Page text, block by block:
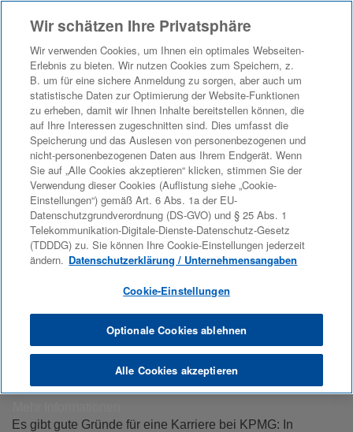
Sprache
Es gibt gute Gründe für eine Karriere bei KPMG: In
unseren Teams arbeiten rund 14.000 Mitarbeiterinnen und
Mitarbeiter an 28 Standorten in Deutschland. Dabei stehen
wir für Vielfalt und eine Kultur der gegenseitigen
Wertschätzung. Aufgrund dieser diversen und
vielschichtigen Kompetenzen in unseren Teams können
wir interdisziplinär an innovativen Themen arbeiten und
gemeinsam auch große Projekte stemmen. Du begleitest
mit uns unsere Mandantinnen und Mandanten in den
Bereichen Wirtschaftsprüfung, Steuerberatung und
Consulting, oder agierst hinter den Kulissen in Central
Services. Wir suchen Talente, die gemeinsam mit uns die
gewusst? Wir stellen nicht nur Absolventinnen und
Absolventen aus dem Bereich Wirtschaftswissenschaften
ein. Auch motivierte Absolventinnen und Absolventen und
(Young) Professionals mit naturwissenschaftlichem
Hintergrund (Mathematik, Physik oder Informatik) erwarten
bei uns spannende Projekte.
Es gibt gute Gründe für eine Karriere bei KPMG: In
Wir schätzen Ihre Privatsphäre
Wir verwenden Cookies, um Ihnen ein optimales Webseiten-
Erlebnis zu bieten. Wir nutzen Cookies zum Speichern, z.
B. um für eine sichere Anmeldung zu sorgen, aber auch um
statistische Daten zur Optimierung der Website-Funktionen
zu erheben, damit wir Ihnen Inhalte bereitstellen können, die
auf Ihre Interessen zugeschnitten sind. Dies umfasst die
Speicherung und das Auslesen von personenbezogenen und
nicht-personenbezogenen Daten aus Ihrem Endgerät. Wenn
Sie auf „Alle Cookies akzeptieren“ klicken, stimmen Sie der
Verwendung dieser Cookies (Auflistung siehe „Cookie-
Einstellungen“) gemäß Art. 6 Abs. 1a der EU-
Datenschutzgrundverordnung (DS-GVO) und § 25 Abs. 1
Telekommunikation-Digitale-Dienste-Datenschutz-Gesetz
(TDDDG) zu. Sie können Ihre Cookie-Einstellungen jederzeit
ändern. Datenschutzerklärung / Unternehmensangaben
Cookie-Einstellungen
Optionale Cookies ablehnen
Alle Cookies akzeptieren